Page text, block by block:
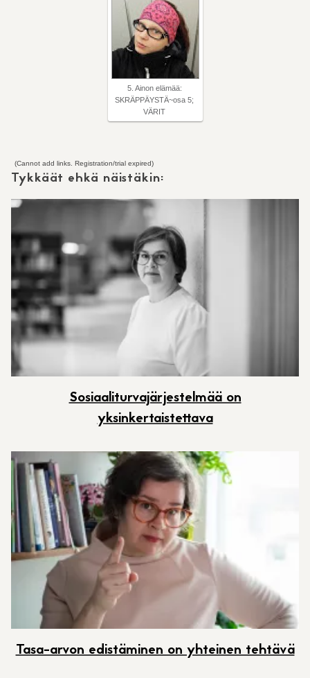
5. Ainon elämää:
SKRÄPPÄYSTÄ~osa 5;
VÄRIT
(Cannot add links. Registration/trial expired)
Tykkäät ehkä näistäkin:
Sosiaaliturvajärjestelmää on
yksinkertaistettava
Tasa-arvon edistäminen on yhteinen tehtävä